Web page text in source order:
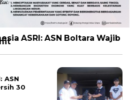
ASRI: ASN Boltara Wajib
ASN
30